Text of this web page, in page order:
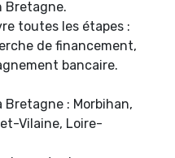
Bretagne.
toutes les étapes :
de financement,
bancaire.
: Morbihan,
Vilaine, Loire-